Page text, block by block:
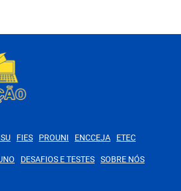
FIES PROUNI ENCCEJA ETEC
DESAFIOS E TESTES SOBRE NÓS